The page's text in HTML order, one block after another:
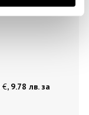
€, 9.78 лв. за